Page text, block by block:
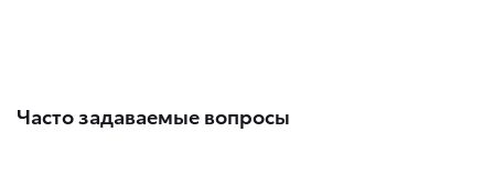
Часто задаваемые вопросы